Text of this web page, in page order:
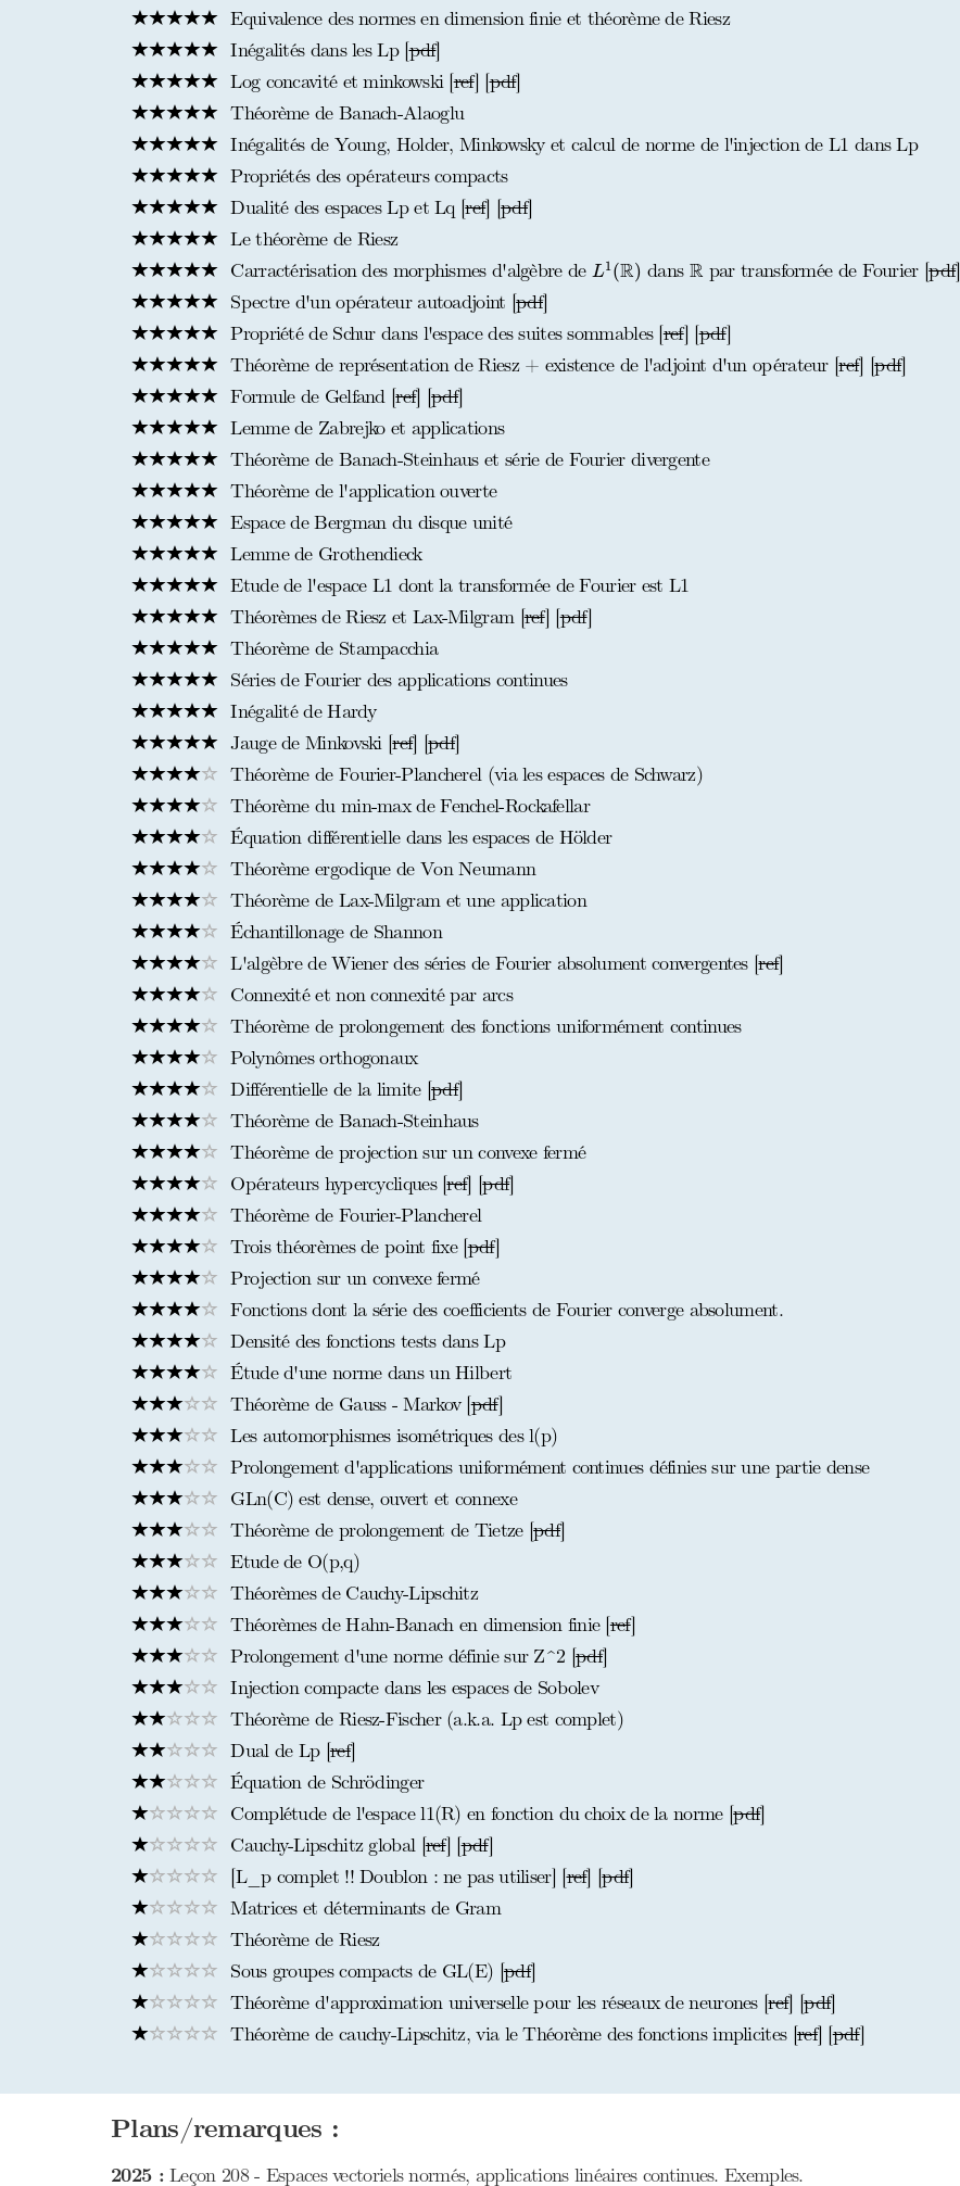
Equivalence des normes en dimension finie et théorème de Riesz
Inégalités dans les Lp [pdf]
Log concavité et minkowski [ref] [pdf]
Théorème de Banach-Alaoglu
Inégalités de Young, Holder, Minkowsky et calcul de norme de l'injection de L1 dans Lp
Propriétés des opérateurs compacts
Dualité des espaces Lp et Lq [ref] [pdf]
Le théorème de Riesz
Carractérisation des morphismes d'algèbre de L1 (R)
L 1 (R) dans R
R par transformée de Fourier [pdf]
Spectre d'un opérateur autoadjoint [pdf]
Propriété de Schur dans l'espace des suites sommables [ref] [pdf]
Théorème de représentation de Riesz + existence de l'adjoint d'un opérateur [ref] [pdf]
Formule de Gelfand [ref] [pdf]
Lemme de Zabrejko et applications
Théorème de Banach-Steinhaus et série de Fourier divergente
Théorème de l'application ouverte
Espace de Bergman du disque unité
Lemme de Grothendieck
Etude de l'espace L1 dont la transformée de Fourier est L1
Théorèmes de Riesz et Lax-Milgram [ref] [pdf]
Théorème de Stampacchia
Séries de Fourier des applications continues
Inégalité de Hardy
Jauge de Minkovski [ref] [pdf]
Théorème de Fourier-Plancherel (via les espaces de Schwarz)
Théorème du min-max de Fenchel-Rockafellar
Équation différentielle dans les espaces de Hölder
Théorème ergodique de Von Neumann
Théorème de Lax-Milgram et une application
Échantillonage de Shannon
L'algèbre de Wiener des séries de Fourier absolument convergentes [ref]
Connexité et non connexité par arcs
Théorème de prolongement des fonctions uniformément continues
Polynômes orthogonaux
Différentielle de la limite [pdf]
Théorème de Banach-Steinhaus
Théorème de projection sur un convexe fermé
Opérateurs hypercycliques [ref] [pdf]
Théorème de Fourier-Plancherel
Trois théorèmes de point fixe [pdf]
Projection sur un convexe fermé
Fonctions dont la série des coefficients de Fourier converge absolument.
Densité des fonctions tests dans Lp
Étude d'une norme dans un Hilbert
Théorème de Gauss - Markov [pdf]
Les automorphismes isométriques des l(p)
Prolongement d'applications uniformément continues définies sur une partie dense
GLn(C) est dense, ouvert et connexe
Théorème de prolongement de Tietze [pdf]
Etude de O(p,q)
Théorèmes de Cauchy-Lipschitz
Théorèmes de Hahn-Banach en dimension finie [ref]
Prolongement d'une norme définie sur Z^2 [pdf]
Injection compacte dans les espaces de Sobolev
Théorème de Riesz-Fischer (a.k.a. Lp est complet)
Dual de Lp [ref]
Équation de Schrödinger
Complétude de l'espace l1(R) en fonction du choix de la norme [pdf]
Cauchy-Lipschitz global [ref] [pdf]
[L_p complet !! Doublon : ne pas utiliser] [ref] [pdf]
Matrices et déterminants de Gram
Théorème de Riesz
Sous groupes compacts de GL(E) [pdf]
Théorème d'approximation universelle pour les réseaux de neurones [ref] [pdf]
Théorème de cauchy-Lipschitz, via le Théorème des fonctions implicites [ref] [pdf]
Plans/remarques :
2025 :Leçon 208 - Espaces vectoriels normés, applications linéaires continues. Exemples.